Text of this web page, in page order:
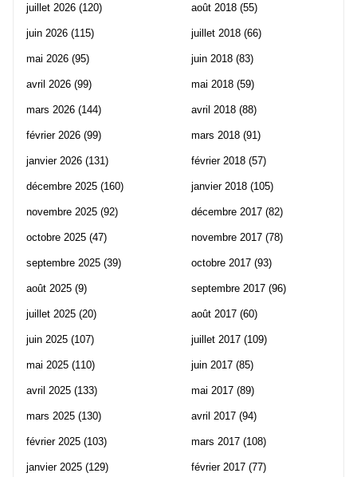
juillet 2026 (120)
juin 2026 (115)
mai 2026 (95)
avril 2026 (99)
mars 2026 (144)
février 2026 (99)
janvier 2026 (131)
décembre 2025 (160)
novembre 2025 (92)
octobre 2025 (47)
septembre 2025 (39)
août 2025 (9)
juillet 2025 (20)
juin 2025 (107)
mai 2025 (110)
avril 2025 (133)
mars 2025 (130)
février 2025 (103)
janvier 2025 (129)
août 2018 (55)
juillet 2018 (66)
juin 2018 (83)
mai 2018 (59)
avril 2018 (88)
mars 2018 (91)
février 2018 (57)
janvier 2018 (105)
décembre 2017 (82)
novembre 2017 (78)
octobre 2017 (93)
septembre 2017 (96)
août 2017 (60)
juillet 2017 (109)
juin 2017 (85)
mai 2017 (89)
avril 2017 (94)
mars 2017 (108)
février 2017 (77)